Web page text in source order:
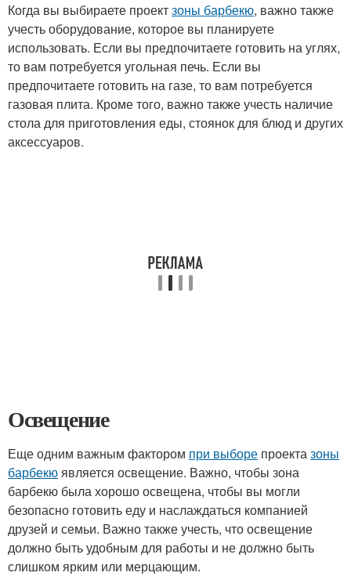
Когда вы выбираете проектзоны барбекю, важно также
учесть оборудование, которое вы планируете
использовать. Если вы предпочитаете готовить на углях,
то вам потребуется угольная печь. Если вы
предпочитаете готовить на газе, то вам потребуется
газовая плита. Кроме того, важно также учесть наличие
стола для приготовления еды, стоянок для блюд и других
аксессуаров.
Освещение
Еще одним важным фактором при выборе проектазоны
барбекюявляется освещение. Важно, чтобы зона
барбекю была хорошо освещена, чтобы вы могли
безопасно готовить еду и наслаждаться компанией
друзей и семьи. Важно также учесть, что освещение
должно быть удобным для работы и не должно быть
слишком ярким или мерцающим.